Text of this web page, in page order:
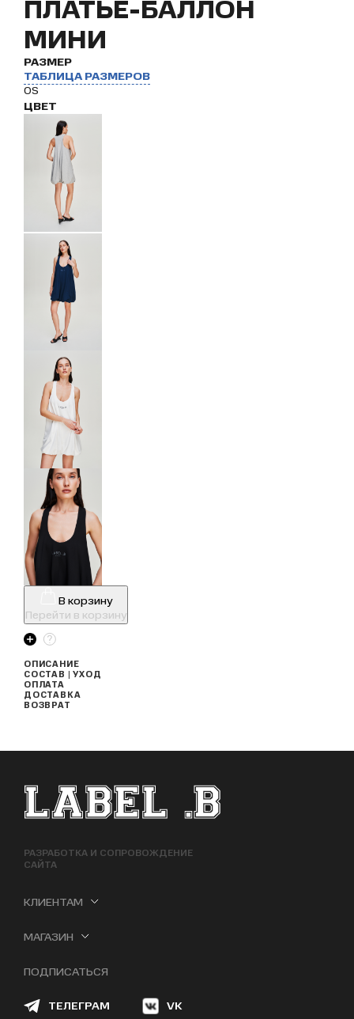
ПЛАТЬЕ-БАЛЛОН
МИНИ
РАЗМЕР
ТАБЛИЦА РАЗМЕРОВ
OS
ЦВЕТ
В корзину
Перейти в корзину
ОПИСАНИЕ
СОСТАВ | УХОД
ОПЛАТА
ДОСТАВКА
ВОЗВРАТ
ФУТЕР САЙТА
РАЗРАБОТКА И СОПРОВОЖДЕНИЕ
САЙТА
КЛИЕНТАМ
МАГАЗИН
ПОДПИСАТЬСЯ
ТЕЛЕГРАМ VK